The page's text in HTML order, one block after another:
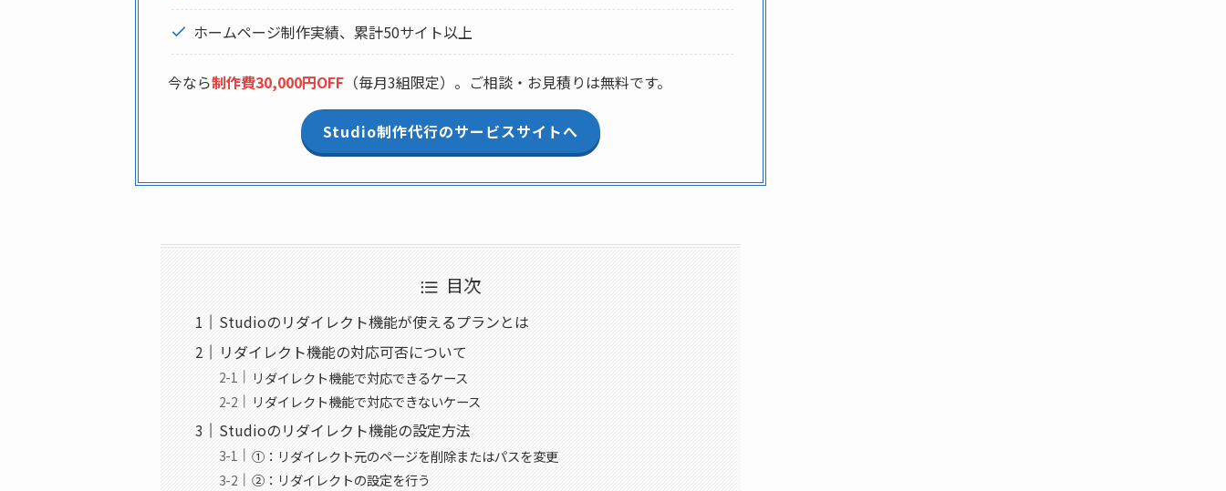
ホームページ制作実績、累計50サイト以上
今なら制作費30,000円OFF （毎月3組限定）。ご相談・お見積りは無料です。
Studio制作代行のサービスサイトへ
目次
Studioのリダイレクト機能が使えるプランとは
リダイレクト機能の対応可否について
リダイレクト機能で対応できるケース
リダイレクト機能で対応できないケース
Studioのリダイレクト機能の設定方法
①：リダイレクト元のページを削除またはパスを変更
②：リダイレクトの設定を行う